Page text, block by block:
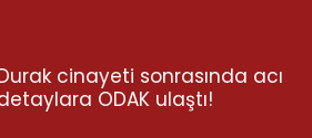
cinayeti sonrasında acı
ODAK ulaştı!